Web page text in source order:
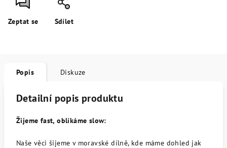
Zeptat se Sdílet
Popis Diskuze
Detailní popis produktu
Žijeme fast, oblíkáme slow:
Naše věci šijeme v moravské dílně, kde máme dohled jak